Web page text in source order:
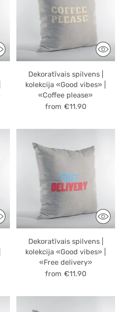
Dekoratīvais spilvens |
kolekcija «Good vibes» |
«Coffee please»
from €11.90
Dekoratīvais spilvens |
kolekcija «Good vibes» |
«Free delivery»
from €11.90